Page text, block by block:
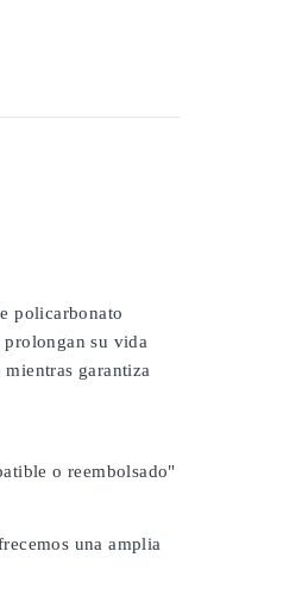
policarbonato
su vida
garantiza
o reembolsado"
una amplia